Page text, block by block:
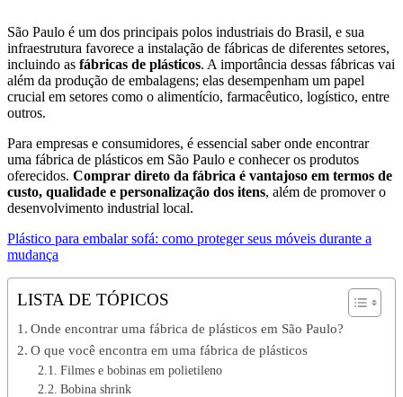
São Paulo é um dos principais polos industriais do Brasil, e sua
infraestrutura favorece a instalação de fábricas de diferentes setores,
incluindo as fábricas de plásticos. A importância dessas fábricas vai
além da produção de embalagens; elas desempenham um papel
crucial em setores como o alimentício, farmacêutico, logístico, entre
outros.
Para empresas e consumidores, é essencial saber onde encontrar
uma fábrica de plásticos em São Paulo e conhecer os produtos
oferecidos. Comprar direto da fábrica é vantajoso em termos de
custo, qualidade e personalização dos itens, além de promover o
desenvolvimento industrial local.
Plástico para embalar sofá: como proteger seus móveis durante a
mudança
LISTA DE TÓPICOS
Onde encontrar uma fábrica de plásticos em São Paulo?
O que você encontra em uma fábrica de plásticos
Filmes e bobinas em polietileno
Bobina shrink